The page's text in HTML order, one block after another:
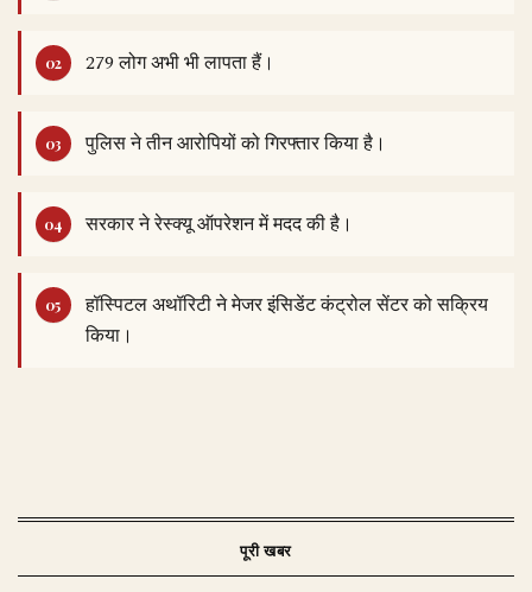
279 लोग अभी भी लापता हैं।
पुलिस ने तीन आरोपियों को गिरफ्तार किया है।
सरकार ने रेस्क्यू ऑपरेशन में मदद की है।
हॉस्पिटल अथॉरिटी ने मेजर इंसिडेंट कंट्रोल सेंटर को सक्रिय
किया।